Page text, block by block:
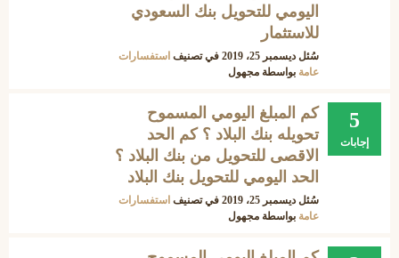
اليومي للتحويل بنك السعودي
للاستثمار
سُئل ديسمبر 25، 2019 في تصنيف استفسارات
عامة بواسطة مجهول
5
إجابات
كم المبلغ اليومي المسموح
تحويله بنك البلاد ؟ كم الحد
الاقصى للتحويل من بنك البلاد ؟
الحد اليومي للتحويل بنك البلاد
سُئل ديسمبر 25، 2019 في تصنيف استفسارات
عامة بواسطة مجهول